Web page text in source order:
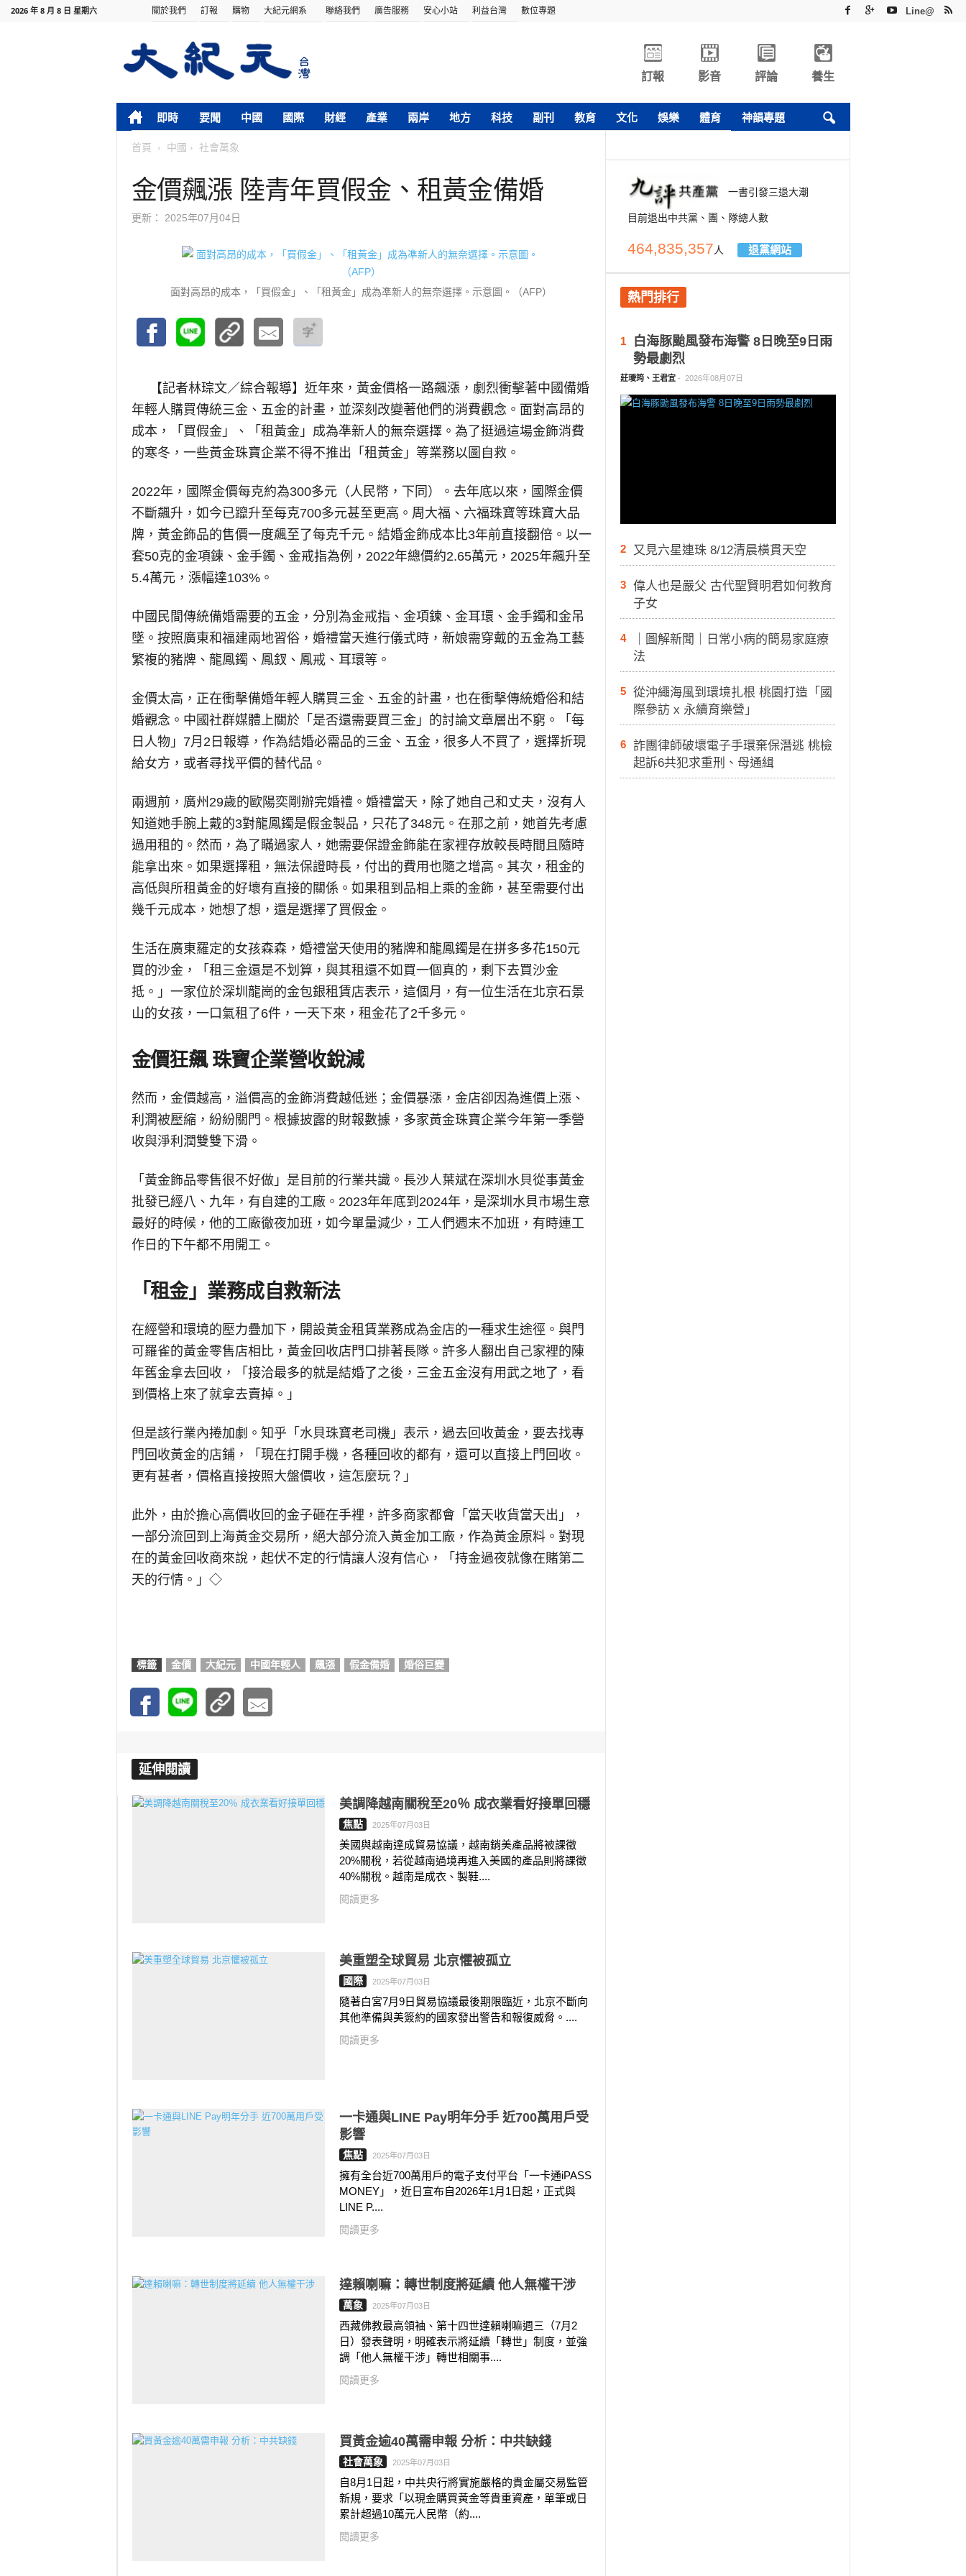
2026 年 8 月 8 日 星期六 關於我們 訂報 購物 大紀元網系 聯絡我們 廣告服務 安心小站 利益台灣 數位專題 Line@
訂報 影音 評論 養生
即時 要聞 中國 國際 財經 產業 兩岸 地方 科技 副刊 教育 文化 娛樂 體育 神韻專題
首頁 中國 社會萬象
金價飆漲 陸青年買假金、租黃金備婚
更新： 2025年07月04日
面對高昂的成本，「買假金」、「租黃金」成為凖新人的無奈選擇。示意圖。（AFP）
【記者林琮文／綜合報導】 近年來，黃金價格一路飆漲，劇烈衝擊著中國備婚
年輕人購買傳統三金、五金的計畫，並深刻改變著他們的消費觀念。面對高昂的
成本，「買假金」、「租黃金」成為凖新人的無奈選擇。為了挺過這場金飾消費
的寒冬，一些黃金珠寶企業不得不推出「租黃金」等業務以圖自救。
2022年，國際金價每克約為300多元（人民幣，下同）。去年底以來，國際金價
不斷飆升，如今已躥升至每克700多元甚至更高。周大福、六福珠寶等珠寶大品
牌，黃金飾品的售價一度飆至了每克千元。結婚金飾成本比3年前直接翻倍。以一
套50克的金項鍊、金手鐲、金戒指為例，2022年總價約2.65萬元，2025年飆升至
5.4萬元，漲幅達103%。
中國民間傳統備婚需要的五金，分別為金戒指、金項鍊、金耳環、金手鐲和金吊
墜。按照廣東和福建兩地習俗，婚禮當天進行儀式時，新娘需穿戴的五金為工藝
繁複的豬牌、龍鳳鐲、鳳釵、鳳戒、耳環等。
金價太高，正在衝擊備婚年輕人購買三金、五金的計畫，也在衝擊傳統婚俗和結
婚觀念。中國社群媒體上關於「是否還需要買三金」的討論文章層出不窮。「每
日人物」7月2日報導，作為結婚必需品的三金、五金，很多人不買了，選擇折現
給女方，或者尋找平價的替代品。
兩週前，廣州29歲的歐陽奕剛辦完婚禮。婚禮當天，除了她自己和丈夫，沒有人
知道她手腕上戴的3對龍鳳鐲是假金製品，只花了348元。在那之前，她首先考慮
過用租的。然而，為了瞞過家人，她需要保證金飾能在家裡存放較長時間且隨時
能拿出來。如果選擇租，無法保證時長，付出的費用也隨之增高。其次，租金的
高低與所租黃金的好壞有直接的關係。如果租到品相上乘的金飾，甚至需要付出
幾千元成本，她想了想，還是選擇了買假金。
生活在廣東羅定的女孩森森，婚禮當天使用的豬牌和龍鳳鐲是在拼多多花150元
買的沙金，「租三金還是不划算，與其租還不如買一個真的，剩下去買沙金
抵。」一家位於深圳龍崗的金包銀租賃店表示，這個月，有一位生活在北京石景
山的女孩，一口氣租了6件，一天下來，租金花了2千多元。
金價狂飆 珠寶企業營收銳減
然而，金價越高，溢價高的金飾消費越低迷；金價暴漲，金店卻因為進價上漲、
利潤被壓縮，紛紛關門。根據披露的財報數據，多家黃金珠寶企業今年第一季營
收與淨利潤雙雙下滑。
「黃金飾品零售很不好做」是目前的行業共識。長沙人葉斌在深圳水貝從事黃金
批發已經八、九年，有自建的工廠。2023年年底到2024年，是深圳水貝市場生意
最好的時候，他的工廠徹夜加班，如今單量減少，工人們週末不加班，有時連工
作日的下午都不用開工。
「租金」業務成自救新法
在經營和環境的壓力疊加下，開設黃金租賃業務成為金店的一種求生途徑。與門
可羅雀的黃金零售店相比，黃金回收店門口排著長隊。許多人翻出自己家裡的陳
年舊金拿去回收，「接洽最多的就是結婚了之後，三金五金沒有用武之地了，看
到價格上來了就拿去賣掉。」
但是該行業內捲加劇。知乎「水貝珠寶老司機」表示，過去回收黃金，要去找專
門回收黃金的店鋪，「現在打開手機，各種回收的都有，還可以直接上門回收。
更有甚者，價格直接按照大盤價收，這怎麼玩？」
此外，由於擔心高價收回的金子砸在手裡，許多商家都會「當天收貨當天出」，
一部分流回到上海黃金交易所，絕大部分流入黃金加工廠，作為黃金原料。對現
在的黃金回收商來說，起伏不定的行情讓人沒有信心，「持金過夜就像在賭第二
天的行情。」◇
標籤 金價 大紀元 中國年輕人 飆漲 假金備婚 婚俗巨變
延伸閱讀
美調降越南關稅至20％ 成衣業看好接單回穩
焦點 2025年07月03日
美國與越南達成貿易協議，越南銷美產品將被課徵
20%關稅，若從越南過境再進入美國的產品則將課徵
40%關稅。越南是成衣、製鞋....
閱讀更多
美重塑全球貿易 北京懼被孤立
國際 2025年07月03日
隨著白宮7月9日貿易協議最後期限臨近，北京不斷向
其他準備與美簽約的國家發出警告和報復威脅。....
閱讀更多
一卡通與LINE Pay明年分手 近700萬用戶受
影響
焦點 2025年07月03日
擁有全台近700萬用戶的電子支付平台「一卡通iPASS
MONEY」，近日宣布自2026年1月1日起，正式與
LINE P....
閱讀更多
達賴喇嘛：轉世制度將延續 他人無權干涉
萬象 2025年07月03日
西藏佛教最高領袖、第十四世達賴喇嘛週三（7月2
日）發表聲明，明確表示將延續「轉世」制度，並強
調「他人無權干涉」轉世相關事....
閱讀更多
買黃金逾40萬需申報 分析：中共缺錢
社會萬象 2025年07月03日
自8月1日起，中共央行將實施嚴格的貴金屬交易監管
新規，要求「以現金購買黃金等貴重資產，單筆或日
累計超過10萬元人民幣（約....
閱讀更多
一書引發三退大潮
目前退出中共黨、團、隊總人數
464,835,357人 退黨網站
熱門排行
1
白海豚颱風發布海警 8日晚至9日雨
勢最劇烈
莊璦筠、王君宜 - 2026年08月07日
2 又見六星連珠 8/12清晨橫貫天空
3
偉人也是嚴父 古代聖賢明君如何教育
子女
4
｜圖解新聞｜日常小病的簡易家庭療
法
5
從沖繩海風到環境扎根 桃園打造「國
際參訪 x 永續育樂營」
6
詐團律師破壞電子手環棄保潛逃 桃檢
起訴6共犯求重刑、母通緝